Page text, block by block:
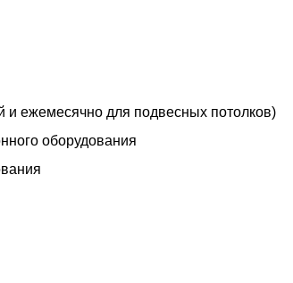
и ежемесячно для подвесных потолков)
оборудования